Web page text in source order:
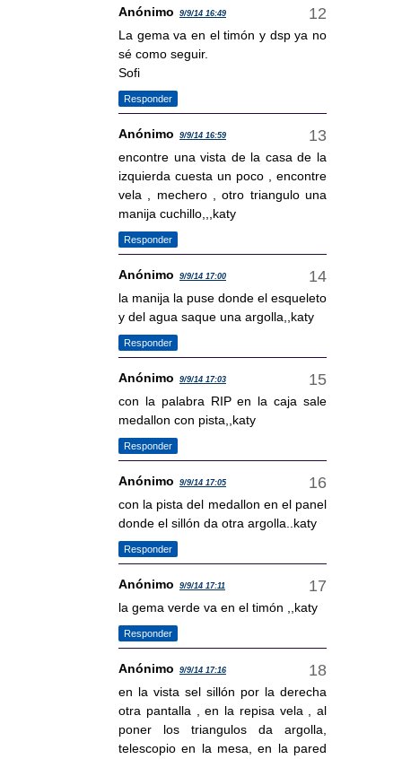
Anónimo 9/9/14 16:49
La gema va en el timón y dsp ya no
sé como seguir.
Sofi
Responder
Anónimo 9/9/14 16:59
encontre una vista de la casa de la
izquierda cuesta un poco , encontre
vela , mechero , otro triangulo una
manija cuchillo,,,katy
Responder
Anónimo 9/9/14 17:00
la manija la puse donde el esqueleto
y del agua saque una argolla,,katy
Responder
Anónimo 9/9/14 17:03
con la palabra RIP en la caja sale
medallon con pista,,katy
Responder
Anónimo 9/9/14 17:05
con la pista del medallon en el panel
donde el sillón da otra argolla..katy
Responder
Anónimo 9/9/14 17:11
la gema verde va en el timón ,,katy
Responder
Anónimo 9/9/14 17:16
en la vista sel sillón por la derecha
otra pantalla , en la repisa vela , al
poner los triangulos da argolla,
telescopio en la mesa, en la pared